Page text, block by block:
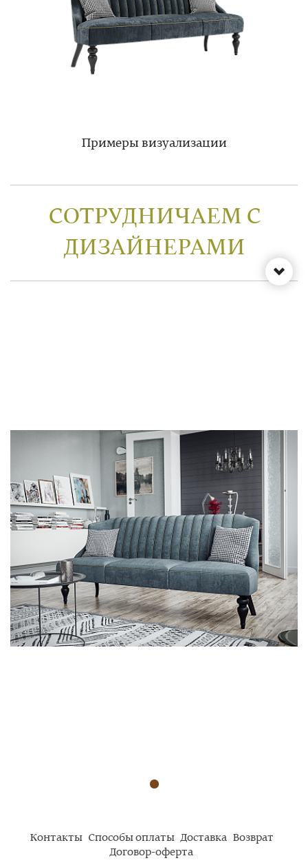
Примеры визуализации
СОТРУДНИЧАЕМ С
ДИЗАЙНЕРАМИ
Контакты Способы оплаты Доставка Возврат
Договор-оферта